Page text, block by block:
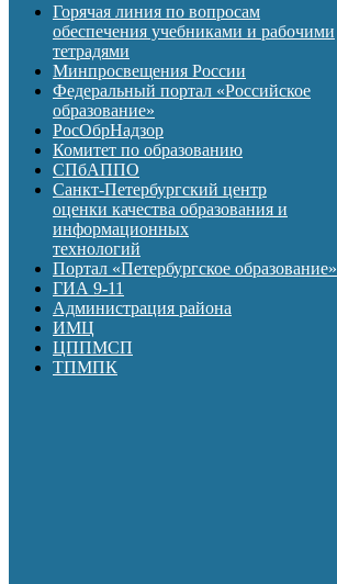
Горячая линия по вопросам
обеспечения учебниками и рабочими
тетрадями
Минпросвещения России
Федеральный портал «Российское
образование»
РосОбрНадзор
Комитет по образованию
СПбАППО
Санкт-Петербургский центр
оценки качества образования и
информационных
технологий
Портал «Петербургское образование»
ГИА 9-11
Администрация района
ИМЦ
ЦППМСП
ТПМПК